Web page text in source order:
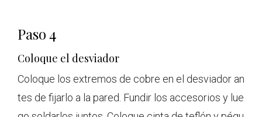
Paso 4
Coloque el desviador
Coloque los extremos de cobre en el desviador an
tes de fijarlo a la pared. Fundir los accesorios y lue